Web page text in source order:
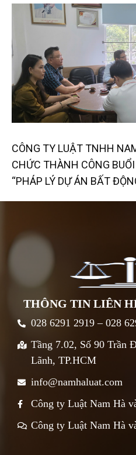
CÔNG TY LUẬT TNHH
CHỨC THÀNH CÔNG
“PHÁP LÝ DỰ ÁN BẤT
THÔNG TIN LIÊN
028 6291 2919 – 028
Tầng 7.02, Số 90 Trần
Lãnh, TP.HCM
info@namhaluat.com
Công ty Luật Nam Hà
Công ty Luật Nam Hà